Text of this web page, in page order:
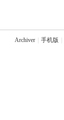
Archiver 手机版